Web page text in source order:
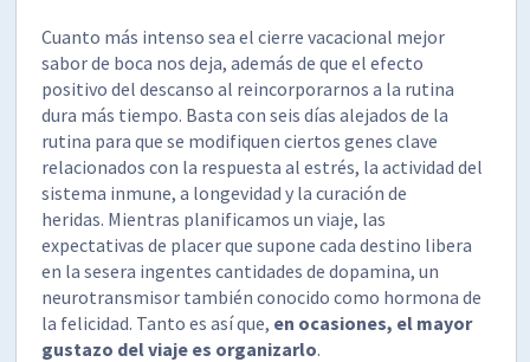
Cuanto más intenso sea el cierre vacacional mejor
sabor de boca nos deja, además de que el efecto
positivo del descanso al reincorporarnos a la rutina
dura más tiempo. Basta con seis días alejados de la
rutina para que se modifiquen ciertos genes clave
relacionados con la respuesta al estrés, la actividad del
sistema inmune, a longevidad y la curación de
heridas. Mientras planificamos un viaje, las
expectativas de placer que supone cada destino libera
en la sesera ingentes cantidades de dopamina, un
neurotransmisor también conocido como hormona de
la felicidad. Tanto es así que, en ocasiones, el mayor
gustazo del viaje es organizarlo.